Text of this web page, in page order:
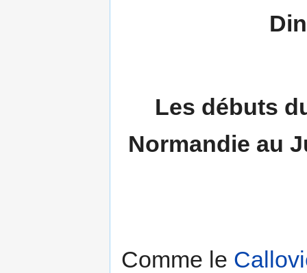
Les débuts
Normandie au
Comme le